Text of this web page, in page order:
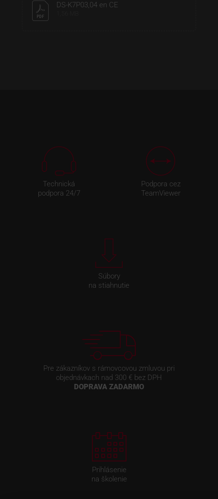
DS-K7P03,04 en CE
Technická
podpora 24/7
Podpora cez
TeamViewer
Súbory
na stiahnutie
Pre zákazníkov s rámovcovou zmluvou pri
objednávkach nad 300 € bez DPH
DOPRAVA ZADARMO
Prihlásenie
na školenie